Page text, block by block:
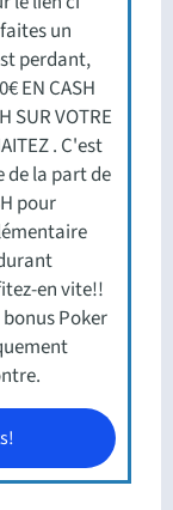
un
perdant,
EN CASH
SUR VOTRE
. C'est
de la part de
pour
en vite!!
Poker